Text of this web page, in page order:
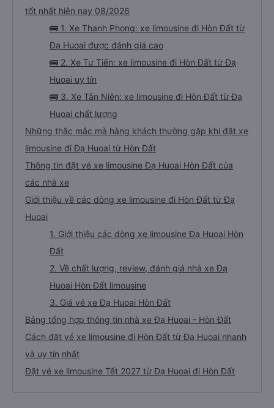
tốt nhất hiện nay 08/2026
🚌 1. Xe Thanh Phong: xe limousine đi Hòn Đất từ
Đạ Huoai được đánh giá cao
🚌 2. Xe Tư Tiến: xe limousine đi Hòn Đất từ Đạ
Huoai uy tín
🚌 3. Xe Tân Niên: xe limousine đi Hòn Đất từ Đạ
Huoai chất lượng
Những thắc mắc mà hàng khách thường gặp khi đặt xe
limousine đi Đạ Huoai từ Hòn Đất
Thông tin đặt vé xe limousine Đạ Huoai Hòn Đất của
các nhà xe
Giới thiệu về các dòng xe limousine đi Hòn Đất từ Đạ
Huoai
1. Giới thiệu các dòng xe limousine Đạ Huoai Hòn
Đất
2. Về chất lượng, review, đánh giá nhà xe Đạ
Huoai Hòn Đất limousine
3. Giá vé xe Đạ Huoai Hòn Đất
Bảng tổng hợp thông tin nhà xe Đạ Huoai - Hòn Đất
Cách đặt vé xe limousine đi Hòn Đất từ Đạ Huoai nhanh
và uy tín nhất
Đặt vé xe limousine Tết 2027 từ Đạ Huoai đi Hòn Đất